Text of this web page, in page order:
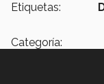
Etiquetas:
Categoría: